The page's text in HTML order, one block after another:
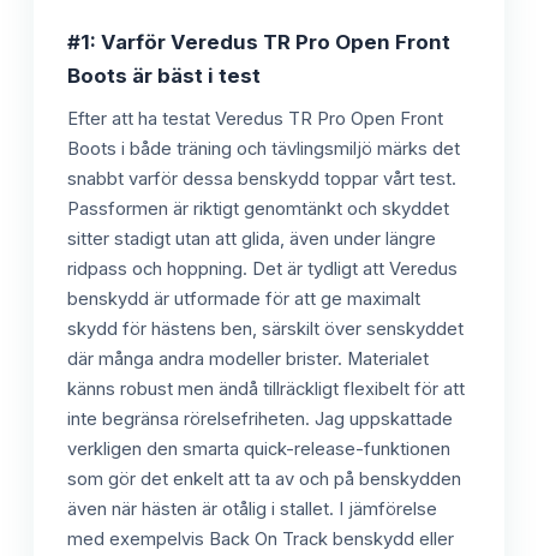
#1: Varför Veredus TR Pro Open Front
Boots är bäst i test
Efter att ha testat Veredus TR Pro Open Front
Boots i både träning och tävlingsmiljö märks det
snabbt varför dessa benskydd toppar vårt test.
Passformen är riktigt genomtänkt och skyddet
sitter stadigt utan att glida, även under längre
ridpass och hoppning. Det är tydligt att Veredus
benskydd är utformade för att ge maximalt
skydd för hästens ben, särskilt över senskyddet
där många andra modeller brister. Materialet
känns robust men ändå tillräckligt flexibelt för att
inte begränsa rörelsefriheten. Jag uppskattade
verkligen den smarta quick-release-funktionen
som gör det enkelt att ta av och på benskydden
även när hästen är otålig i stallet. I jämförelse
med exempelvis Back On Track benskydd eller